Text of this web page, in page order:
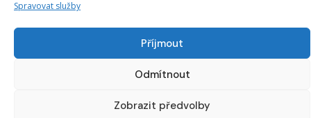
Spravovat služby
Příjmout
Odmítnout
Zobrazit předvolby